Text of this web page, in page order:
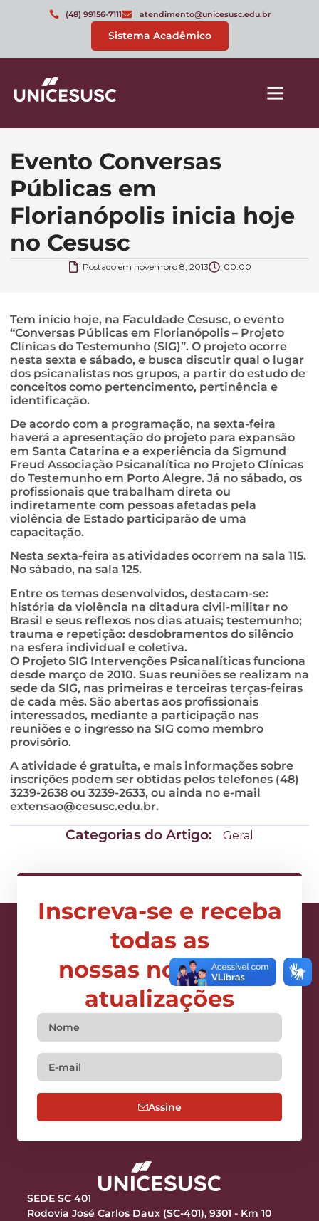
(48) 99156-7111 atendimento@unicesusc.edu.br
Sistema Acadêmico
Evento Conversas
Públicas em
Florianópolis inicia hoje
no Cesusc
Postado em novembro 8, 2013 00:00
Tem início hoje, na Faculdade Cesusc, o evento
“Conversas Públicas em Florianópolis – Projeto
Clínicas do Testemunho (SIG)”. O projeto ocorre
nesta sexta e sábado, e busca discutir qual o lugar
dos psicanalistas nos grupos, a partir do estudo de
conceitos como pertencimento, pertinência e
identificação.
De acordo com a programação, na sexta-feira
haverá a apresentação do projeto para expansão
em Santa Catarina e a experiência da Sigmund
Freud Associação Psicanalítica no Projeto Clínicas
do Testemunho em Porto Alegre. Já no sábado, os
profissionais que trabalham direta ou
indiretamente com pessoas afetadas pela
violência de Estado participarão de uma
capacitação.
Nesta sexta-feira as atividades ocorrem na sala 115.
No sábado, na sala 125.
Entre os temas desenvolvidos, destacam-se:
história da violência na ditadura civil-militar no
Brasil e seus reflexos nos dias atuais; testemunho;
trauma e repetição: desdobramentos do silêncio
na esfera individual e coletiva.
O Projeto SIG Intervenções Psicanalíticas funciona
desde março de 2010. Suas reuniões se realizam na
sede da SIG, nas primeiras e terceiras terças-feiras
de cada mês. São abertas aos profissionais
interessados, mediante a participação nas
reuniões e o ingresso na SIG como membro
provisório.
A atividade é gratuita, e mais informações sobre
inscrições podem ser obtidas pelos telefones (48)
3239-2638 ou 3239-2633, ou ainda no e-mail
extensao@cesusc.edu.br.
Categorias do Artigo: Geral
Inscreva-se e receba
todas as
nossas notícias e
atualizações
Assine
SEDE SC 401
Rodovia José Carlos Daux (SC-401), 9301 - Km 10